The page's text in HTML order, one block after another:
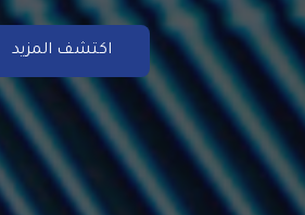
اكتشف المزيد